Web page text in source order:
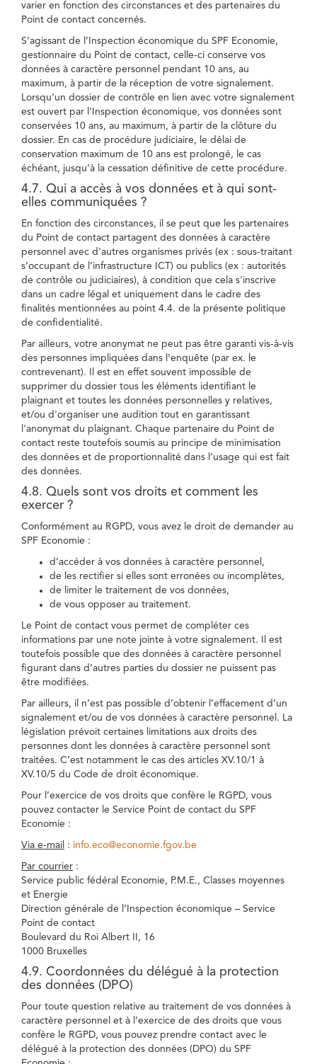
varier en fonction des circonstances et des partenaires du
Point de contact concernés.
S’agissant de l’Inspection économique du SPF Economie,
gestionnaire du Point de contact, celle-ci conserve vos
données à caractère personnel pendant 10 ans, au
maximum, à partir de la réception de votre signalement.
Lorsqu’un dossier de contrôle en lien avec votre signalement
est ouvert par l’Inspection économique, vos données sont
conservées 10 ans, au maximum, à partir de la clôture du
dossier. En cas de procédure judiciaire, le délai de
conservation maximum de 10 ans est prolongé, le cas
échéant, jusqu’à la cessation définitive de cette procédure.
4.7. Qui a accès à vos données et à qui sont-
elles communiquées ?
En fonction des circonstances, il se peut que les partenaires
du Point de contact partagent des données à caractère
personnel avec d'autres organismes privés (ex : sous-traitant
s’occupant de l’infrastructure ICT) ou publics (ex : autorités
de contrôle ou judiciaires), à condition que cela s'inscrive
dans un cadre légal et uniquement dans le cadre des
finalités mentionnées au point 4.4. de la présente politique
de confidentialité.
Par ailleurs, votre anonymat ne peut pas être garanti vis-à-vis
des personnes impliquées dans l’enquête (par ex. le
contrevenant). Il est en effet souvent impossible de
supprimer du dossier tous les éléments identifiant le
plaignant et toutes les données personnelles y relatives,
et/ou d'organiser une audition tout en garantissant
l'anonymat du plaignant. Chaque partenaire du Point de
contact reste toutefois soumis au principe de minimisation
des données et de proportionnalité dans l’usage qui est fait
des données.
4.8. Quels sont vos droits et comment les
exercer ?
Conformément au RGPD, vous avez le droit de demander au
SPF Economie :
d’accéder à vos données à caractère personnel,
de les rectifier si elles sont erronées ou incomplètes,
de limiter le traitement de vos données,
de vous opposer au traitement.
Le Point de contact vous permet de compléter ces
informations par une note jointe à votre signalement. Il est
toutefois possible que des données à caractère personnel
figurant dans d’autres parties du dossier ne puissent pas
être modifiées.
Par ailleurs, il n’est pas possible d’obtenir l’effacement d’un
signalement et/ou de vos données à caractère personnel. La
législation prévoit certaines limitations aux droits des
personnes dont les données à caractère personnel sont
traitées. C’est notamment le cas des articles XV.10/1 à
XV.10/5 du Code de droit économique.
Pour l’exercice de vos droits que confère le RGPD, vous
pouvez contacter le Service Point de contact du SPF
Economie :
Via e-mail : info.eco@economie.fgov.be
Par courrier :
Service public fédéral Economie, P.M.E., Classes moyennes
et Energie
Direction générale de l’Inspection économique – Service
Point de contact
Boulevard du Roi Albert II, 16
1000 Bruxelles
4.9. Coordonnées du délégué à la protection
des données (DPO)
Pour toute question relative au traitement de vos données à
caractère personnel et à l’exercice de des droits que vous
confère le RGPD, vous pouvez prendre contact avec le
délégué à la protection des données (DPO) du SPF